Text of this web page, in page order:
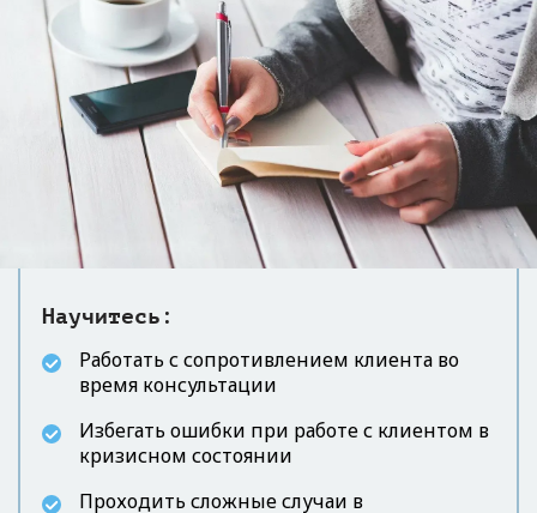
Научитесь:
Работать с сопротивлением клиента во
время консультации
Избегать ошибки при работе с клиентом в
кризисном состоянии
Проходить сложные случаи в